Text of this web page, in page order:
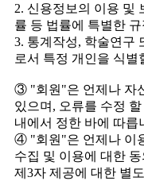
2. 신용정보의 이용 및
률 등 법률에 특별한
3. 통계작성, 학술연구
로서 특정 개인을 식별
③ "회원"은 언제나 자
있으며, 오류를 수정
내에서 정한 바에 따릅
④ "회원"은 언제나 이
수집 및 이용에 대한
제3자 제공에 대한 별